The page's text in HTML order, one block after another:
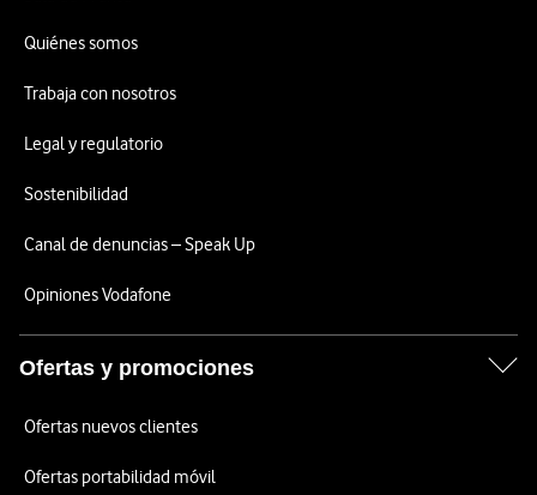
Quiénes somos
Trabaja con nosotros
Legal y regulatorio
Sostenibilidad
Canal de denuncias – Speak Up
Opiniones Vodafone
Ofertas y promociones
Ofertas nuevos clientes
Ofertas portabilidad móvil